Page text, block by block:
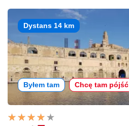
Dystans 14 km
Byłem tam Chcę tam pójść